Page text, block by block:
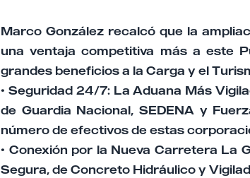
Marco González recalcó que la
una ventaja competitiva más a este
grandes beneficios a la Carga y el
• Seguridad 24/7: La Aduana Más
de Guardia Nacional, SEDENA y
número de efectivos de estas
• Conexión por la Nueva Carretera La
Segura, de Concreto Hidráulico y